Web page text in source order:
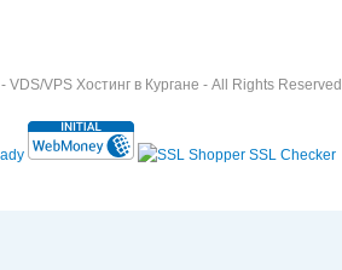
- VDS/VPS Хостинг в Кургане - All Rights Reserved